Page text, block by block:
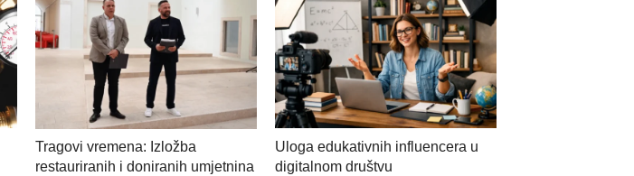
Tragovi vremena: Izložba
restauriranih i doniranih umjetnina
Uloga edukativnih influencera u
digitalnom društvu